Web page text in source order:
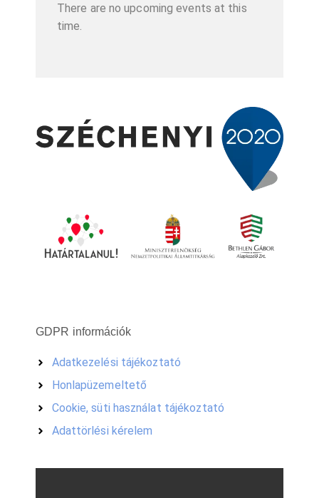
There are no upcoming events at this
time.
GDPR információk
Adatkezelési tájékoztató
Honlapüzemeltető
Cookie, süti használat tájékoztató
Adattörlési kérelem